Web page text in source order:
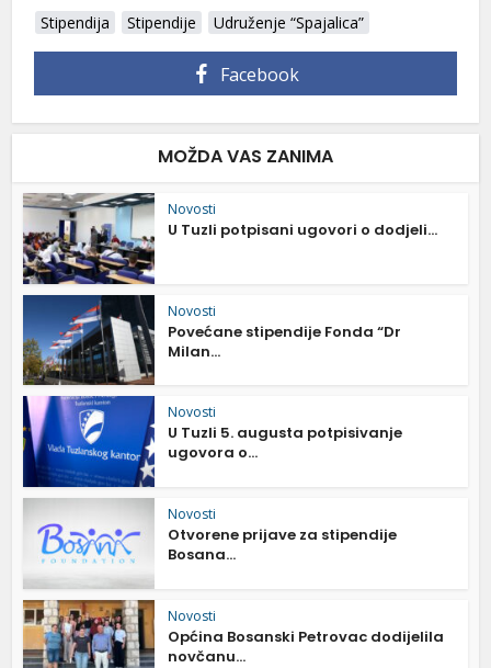
Stipendija Stipendije Udruženje “Spajalica”
Facebook
MOŽDA VAS ZANIMA
Novosti
U Tuzli potpisani ugovori o dodjeli...
Novosti
Povećane stipendije Fonda “Dr
Milan...
Novosti
U Tuzli 5. augusta potpisivanje
ugovora o...
Novosti
Otvorene prijave za stipendije
Bosana...
Novosti
Općina Bosanski Petrovac dodijelila
novčanu...